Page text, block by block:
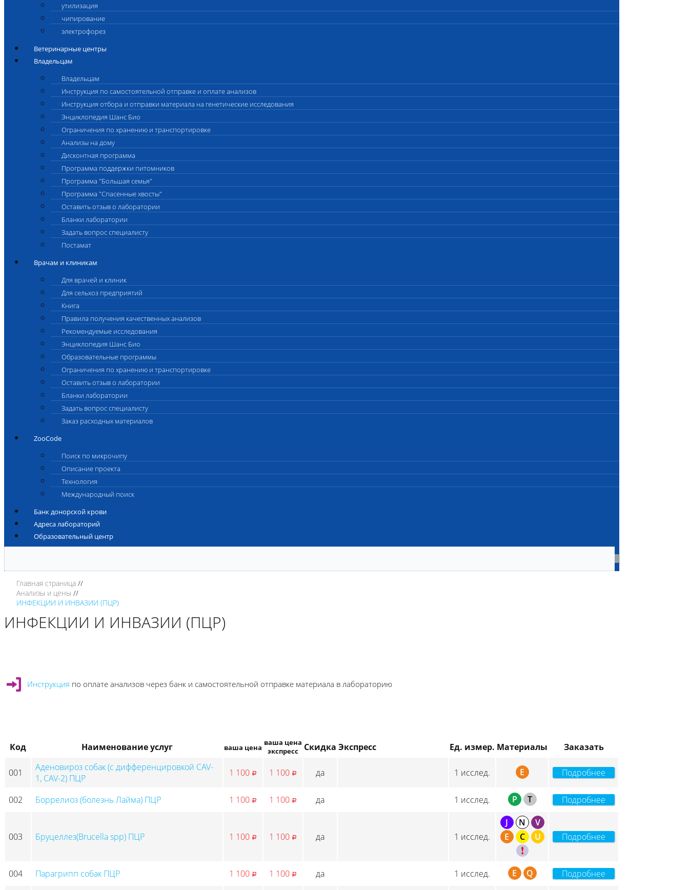
утилизация
чипирование
электрофорез
Ветеринарные центры
Владельцам
Владельцам
Инструкция по самостоятельной отправке и оплате анализов
Инструкция отбора и отправки материала на генетические исследования
Энциклопедия Шанс Био
Ограничения по хранению и транспортировке
Анализы на дому
Дисконтная программа
Программа поддержки питомников
Программа "Большая семья"
Программа "Спасенные хвосты"
Оставить отзыв о лаборатории
Бланки лаборатории
Задать вопрос специалисту
Постамат
Врачам и клиникам
Для врачей и клиник
Для сельхоз предприятий
Книга
Правила получения качественных анализов
Рекомендуемые исследования
Энциклопедия Шанс Био
Образовательные программы
Ограничения по хранению и транспортировке
Оставить отзыв о лаборатории
Бланки лаборатории
Задать вопрос специалисту
Заказ расходных материалов
ZooCode
Поиск по микрочипу
Описание проекта
Технология
Международный поиск
Банк донорской крови
Адреса лабораторий
Образовательный центр
Главная страница
Анализы и цены
ИНФЕКЦИИ И ИНВАЗИИ (ПЦР)
ИНФЕКЦИИ И ИНВАЗИИ (ПЦР)
Инструкция по оплате анализов через банк и самостоятельной отправке материала в лабораторию
Код Наименование услуг ваша цена
ваша цена
экспресс
Скидка Экспресс Ед. измер. Материалы Заказать
001
Аденовироз собак (с дифференцировкой CAV-
1, CAV-2) ПЦР
1 100 p 1 100 p да 1 исслед. E Подробнее
002 Боррелиоз (болезнь Лайма) ПЦР 1 100 p 1 100 p да 1 исслед. P T Подробнее
003 Бруцеллез(Brucella spp) ПЦР 1 100 p 1 100 p да 1 исслед.
J N
V
E
C
U
C
Подробнее
004 Парагрипп собак ПЦР 1 100 p 1 100 p да 1 исслед. E Q Подробнее